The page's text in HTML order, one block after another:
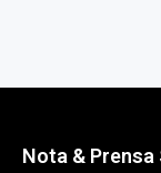
Nota & Prensa